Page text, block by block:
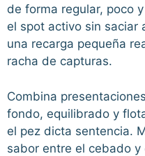
de forma regular, poco
el spot activo sin saciar
una recarga pequeña
racha de capturas.
Combina
fondo, equilibrado y
el pez dicta sentencia.
sabor entre el cebado